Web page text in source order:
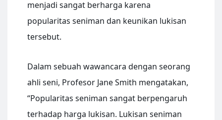
menjadi sangat berharga karena
popularitas seniman dan keunikan lukisan
tersebut.
Dalam sebuah wawancara dengan seorang
ahli seni, Profesor Jane Smith mengatakan,
“Popularitas seniman sangat berpengaruh
terhadap harga lukisan. Lukisan seniman